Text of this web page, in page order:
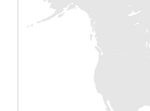
Les services associés à la